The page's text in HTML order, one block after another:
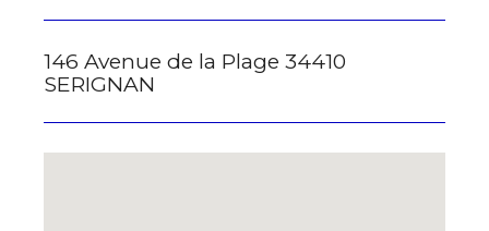
146 Avenue de la Plage 34410
SERIGNAN